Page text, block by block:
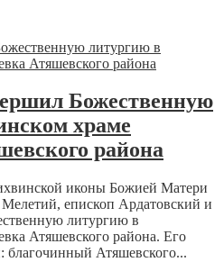
Божественную
храме
района
иконы Божией Матери
епископ Ардатовский и
литургию в
Атяшевского района. Его
благочинный Атяшевского...